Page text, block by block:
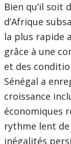
Bien qu’il soit
d’Afrique
la plus rapide
grâce à une
et des
Sénégal a
croissance
économiques
rythme lent
inégalités